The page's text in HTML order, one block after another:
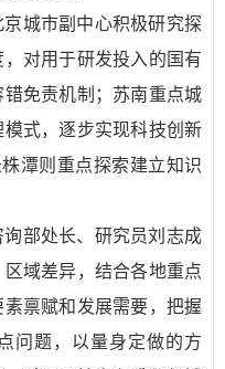
城市副中心积极研究探
对用于研发投入的国有
免责机制；苏南重点城
式，逐步实现科技创新
潭则重点探索建立知识
部处长、研究员刘志成
域差异，结合各地重点
禀赋和发展需要，把握
问题，以量身定做的方